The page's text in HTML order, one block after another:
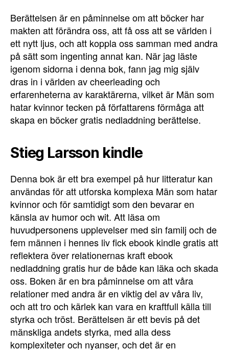
Berättelsen är en påminnelse om att böcker har
makten att förändra oss, att få oss att se världen i
ett nytt ljus, och att koppla oss samman med andra
på sätt som ingenting annat kan. När jag läste
igenom sidorna i denna bok, fann jag mig själv
dras in i världen av cheerleading och
erfarenheterna av karaktärerna, vilket är Män som
hatar kvinnor tecken på författarens förmåga att
skapa en böcker gratis nedladdning berättelse.
Stieg Larsson kindle
Denna bok är ett bra exempel på hur litteratur kan
användas för att utforska komplexa Män som hatar
kvinnor och för samtidigt som den bevarar en
känsla av humor och wit. Att läsa om
huvudpersonens upplevelser med sin familj och de
fem männen i hennes liv fick ebook kindle gratis att
reflektera över relationernas kraft ebook
nedladdning gratis hur de både kan läka och skada
oss. Boken är en bra påminnelse om att våra
relationer med andra är en viktig del av våra liv,
och att tro och kärlek kan vara en kraftfull källa till
styrka och tröst. Berättelsen är ett bevis på det
mänskliga andets styrka, med alla dess
komplexiteter och nyanser, och det är en